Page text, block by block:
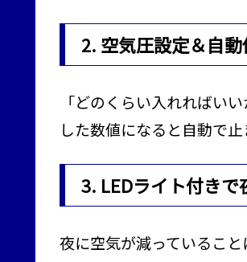
2. 空気圧設定＆自
「どのくらい入れればい
した数値になると自動で
3. LEDライト付き
夜に空気が減っているこ